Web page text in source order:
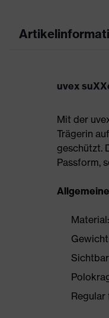
uvex
Mit der
Trägerin
geschützt.
Passform,
Regular